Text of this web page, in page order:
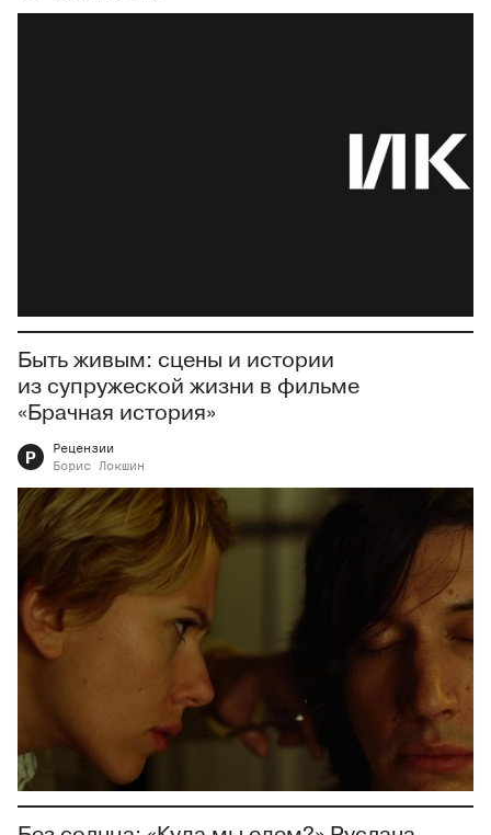
Быть живым: сцены и истории
из супружеской жизни в фильме
«Брачная история»
Р
Рецензии
Борис
Локшин